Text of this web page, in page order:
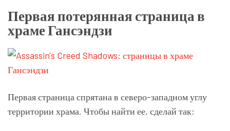
Первая потерянная страница в
храме Гансэндзи
Первая страница спрятана в северо-западном углу
территории храма. Чтобы найти ее, сделай так: